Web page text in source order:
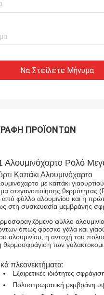
Να Στείλετε Μήνυμα
ΠΡΟΪΌΝΤΩΝ
Αλουμινόχαρτο Ρολό
Καπάκι Αλουμινόχαρτο
με καπάκι
στεγανοποίησης θερμότητας
φύλλο αλουμινίου και η
στη συσκευασία μεμβράνης
φύλλο
όπως φρέσκο ​​γάλα και
αλουμινίου, η αντοχή του
θερμοσφράγιση των
πλεονεκτήματα:
Εξαιρετικές ιδιότητες
Πολυστρωματική μεμβράνη